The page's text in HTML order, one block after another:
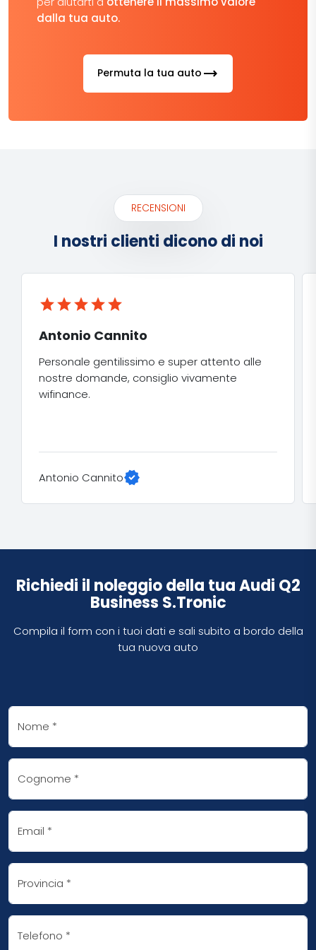
dalla tua auto.
Permuta la tua auto trending_flat
RECENSIONI
I nostri clienti dicono di noi
starstarstarstarstar
Antonio Cannito
​Personale gentilissimo e super attento alle
nostre domande, consiglio vivamente
wifinance.​
Antonio Cannitoverified
Richiedi il noleggio della tua Audi Q2
Business S.Tronic
Compila il form con i tuoi dati e sali subito a bordo della
tua nuova auto
Nome *
Cognome *
Email *
Provincia *
Telefono *